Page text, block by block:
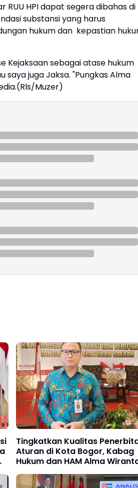
HPI dapat segera dibahas di
substansi yang harus
hukum dan kepastian
Kejaksaan sebagai atase hukum
juga Jaksa. "Pungkas Alma
Muzer)
Tingkatkan Kualitas
Aturan di Kota Bogor, Kabag
Hukum dan HAM Alma
Rutinkan Workshop PHD bagi
ASN